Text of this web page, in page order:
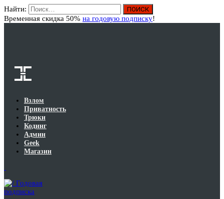
Найти:
Временная скидка 50% на годовую подписку!
Взлом
Приватность
Трюки
Кодинг
Админ
Geek
Магазин
Годовая
подписка